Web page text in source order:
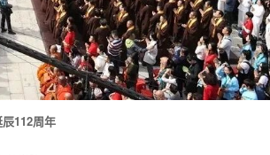
112周年